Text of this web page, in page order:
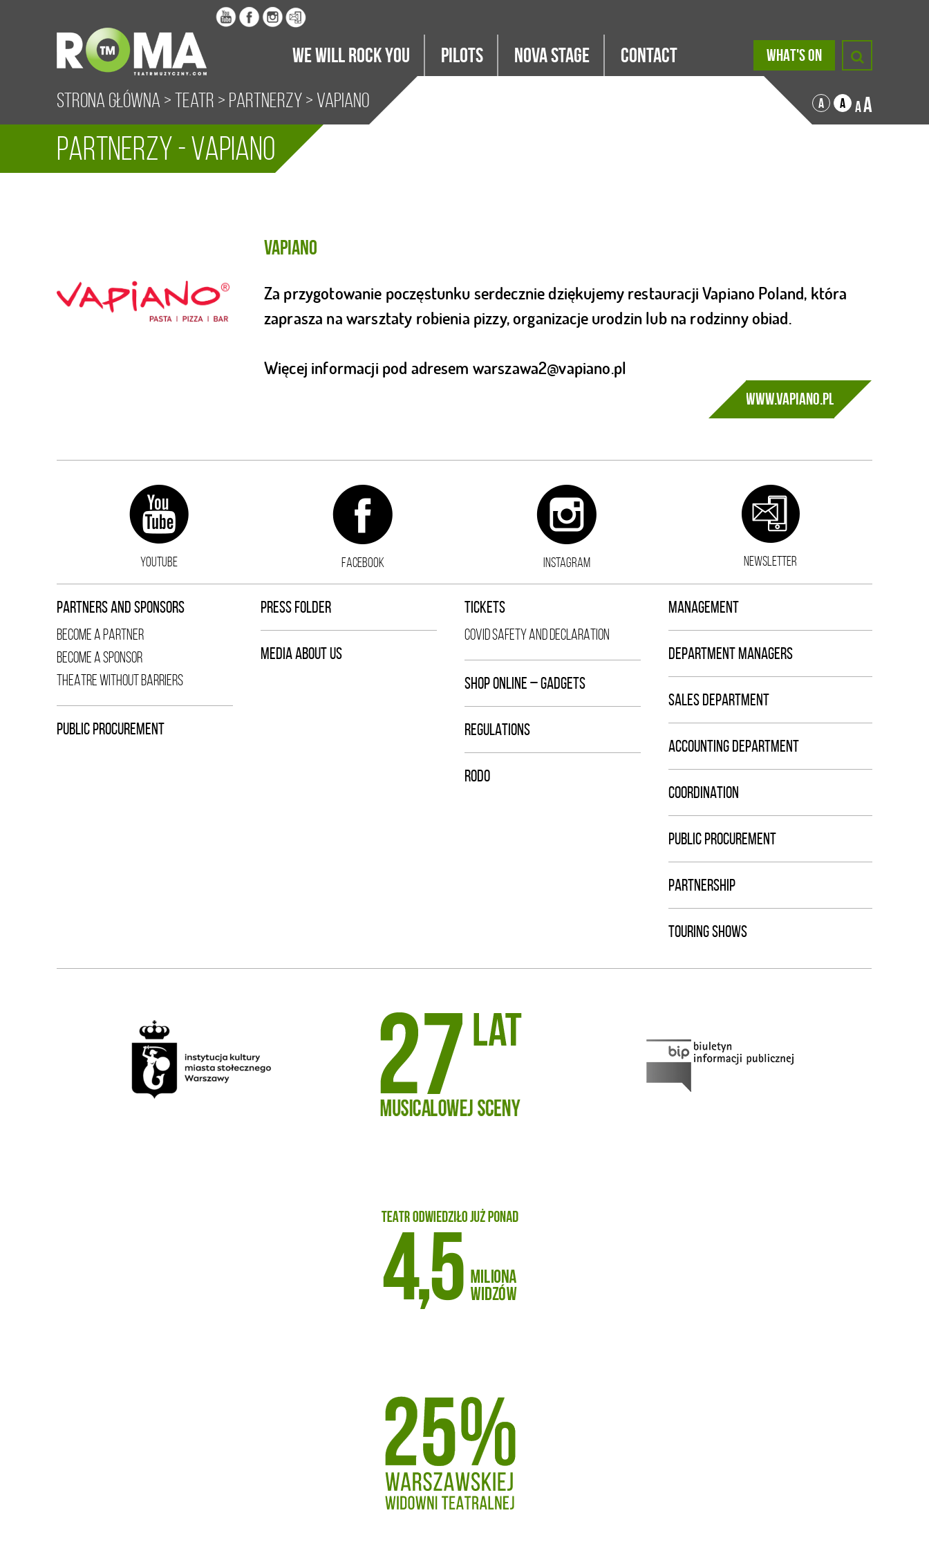
WE WILL ROCK YOU PILOTS Nova Stage Contact WHAT'S ON
Strona główna >Teatr > Partnerzy> Vapiano A A AA
Partnerzy - Vapiano
Vapiano
Za przygotowanie poczęstunku serdecznie dziękujemy restauracji Vapiano Poland, która
zaprasza na warsztaty robienia pizzy, organizacje urodzin lub na rodzinny obiad.
Więcej informacji pod adresem warszawa2@vapiano.pl
www.vapiano.pl
YOUTUBE FACEBOOK INSTAGRAM NEWSLETTER
PARTNERS AND SPONSORS
BECOME A PARTNER
BECOME A SPONSOR
THEATRE WITHOUT BARRIERS
PUBLIC PROCUREMENT
PRESS FOLDER
MEDIA ABOUT US
TICKETS
COVID SAFETY AND DECLARATION
SHOP ONLINE – GADGETS
REGULATIONS
RODO
MANAGEMENT
DEPARTMENT MANAGERS
SALES DEPARTMENT
ACCOUNTING DEPARTMENT
COORDINATION
PUBLIC PROCUREMENT
PARTNERSHIP
TOURING SHOWS